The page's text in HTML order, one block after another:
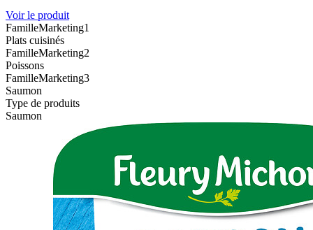
Voir le produit
FamilleMarketing1
Plats cuisinés
FamilleMarketing2
Poissons
FamilleMarketing3
Saumon
Type de produits
Saumon